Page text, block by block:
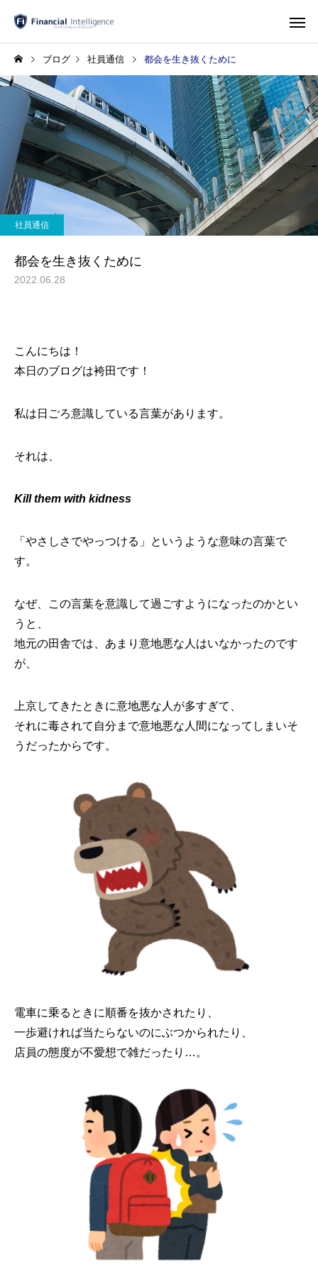
ブログ 社員通信 都会を生き抜くために
社員通信
都会を生き抜くために
2022.06.28
こんにちは！
本日のブログは袴田です！
私は日ごろ意識している言葉があります。
それは、
Kill them with kidness
「やさしさでやっつける」というような意味の言葉で
す。
なぜ、この言葉を意識して過ごすようになったのかとい
うと、
地元の田舎では、あまり意地悪な人はいなかったのです
が、
上京してきたときに意地悪な人が多すぎて、
それに毒されて自分まで意地悪な人間になってしまいそ
うだったからです。
電車に乗るときに順番を抜かされたり、
一歩避ければ当たらないのにぶつかられたり、
店員の態度が不愛想で雑だったり…。